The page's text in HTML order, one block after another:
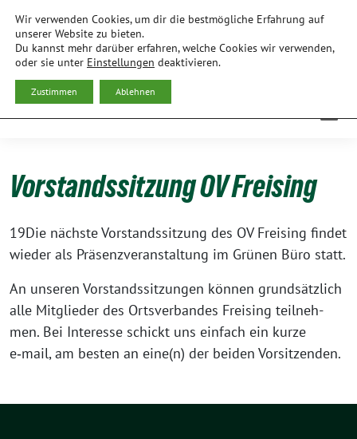
zum
Inhalt
BÜNDNIS 90/DIE GRÜNEN
ORTSVERBAND FREISING
Vorstandssitzung OV Freising
19Die nächs­te Vor­stands­sit­zung des OV Frei­sing fin­det
wie­der als Prä­senz­ver­an­stal­tung im Grü­nen Büro statt.
An unse­ren Vor­stands­sit­zun­gen kön­nen grund­sätz­lich
alle Mit­glie­der des Orts­ver­ban­des Frei­sing teil­neh­
men. Bei Inter­es­se schickt uns ein­fach ein kur­ze
e‑mail, am bes­ten an eine(n) der bei­den Vorsitzenden.
Wir verwenden Cookies, um dir die bestmögliche Erfahrung auf
unserer Website zu bieten.
Du kannst mehr darüber erfahren, welche Cookies wir verwenden,
oder sie unter Einstellungen deaktivieren.
Zustimmen Ablehnen